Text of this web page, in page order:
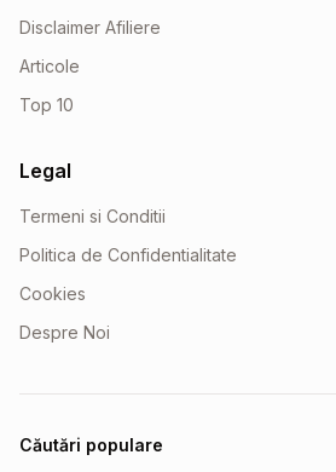
Disclaimer Afiliere
Articole
Top 10
Legal
Termeni si Conditii
Politica de Confidentialitate
Cookies
Despre Noi
Căutări populare